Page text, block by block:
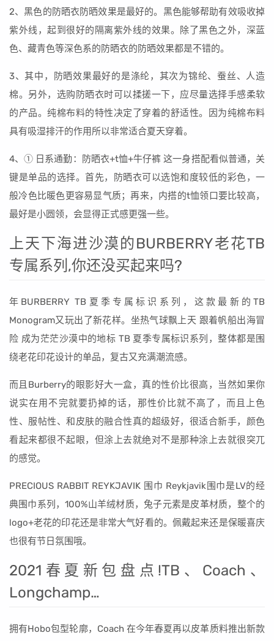
2、黑色的防晒衣防晒效果是最好的。黑色能够帮助有效吸收掉
紫外线，起到很好的隔离紫外线的效果。除了黑色之外，深蓝
色、藏青色等深色系的防晒衣的防晒效果都是不错的。
3、其中，防晒效果最好的是涤纶，其次为锦纶、蚕丝、人造
棉。另外，选购防晒衣时可以揉搓一下，应尽量选择手感柔软
的产品。纯棉布料的特性决定了穿着的舒适性。因为纯棉布料
具有吸湿排汗的作用所以非常适合夏天穿着。
4、① 日系通勤：防晒衣+t恤+牛仔裤 这一身搭配看似普通，关
键是单品的选择。首先，防晒衣可以选饱和度较低的彩色，一
般冷色比暖色更容易显气质；再来，内搭的t恤领口要比较高，
最好是小圆领，会显得正式感更强一些。
上天下海进沙漠的BURBERRY老花TB
专属系列,你还没买起来吗?
年BURBERRY TB夏季专属标识系列，这款最新的TB
Monogram又玩出了新花样。坐热气球飘上天 跟着帆船出海冒
险 成为茫茫沙漠中的地标 TB 夏季专属标识系列，整体都是围
绕老花印花设计的单品，复古又充满潮流感。
而且Burberry的眼影好大一盒，真的性价比很高，当然如果你
说实在用不完就要扔掉的话，那性价比就不高了，而且上色
性、服帖性、和皮肤的融合性真的超级好，很适合新手，颜色
看起来都很不起眼，但涂上去就绝对不是那种涂上去就很突兀
的感觉。
PRECIOUS RABBIT REYKJAVIK 围巾 Reykjavik围巾是LV的经
典围巾系列，100%山羊绒材质，兔子元素是皮革材质，整个的
logo+老花的印花还是非常大气好看的。佩戴起来还是保暖喜庆
也很有节日氛围哦。
2021春夏新包盘点!TB、Coach、
Longchamp…
拥有Hobo包型轮廓，Coach 在今年春夏再以皮革质料推出新款